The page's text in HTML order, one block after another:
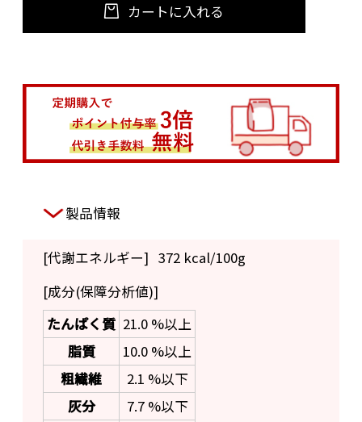
カートに入れる
製品情報
[代謝エネルギー] 372 kcal/100g
[成分(保障分析値)]
たんぱく質 21.0 %以上
脂質
10.0 %以上
粗繊維
2.1 %以下
灰分
7.7 %以下